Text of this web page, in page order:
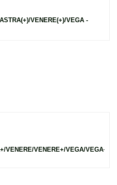
VENERE(+)/VEGA -
VENERE/VENERE+/VEGA/VEGA+